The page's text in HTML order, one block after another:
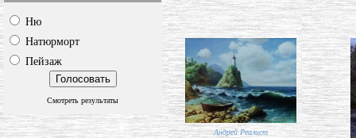
Ню
Натюрморт
Пейзаж
Смотреть результаты
Андрей Реалист